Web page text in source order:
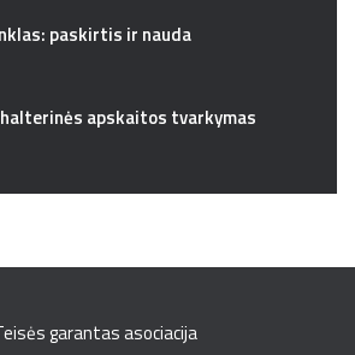
paskirtis ir nauda
apskaitos tvarkymas